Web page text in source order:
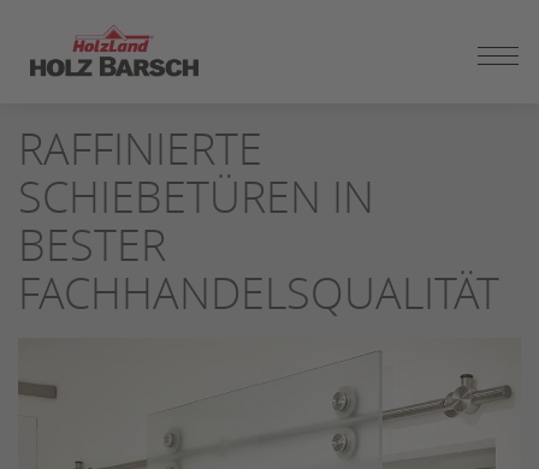
SEITENINHALT
SPRINGEN
RAFFINIERTE
SCHIEBETÜREN IN
BESTER
FACHHANDELSQUALITÄT